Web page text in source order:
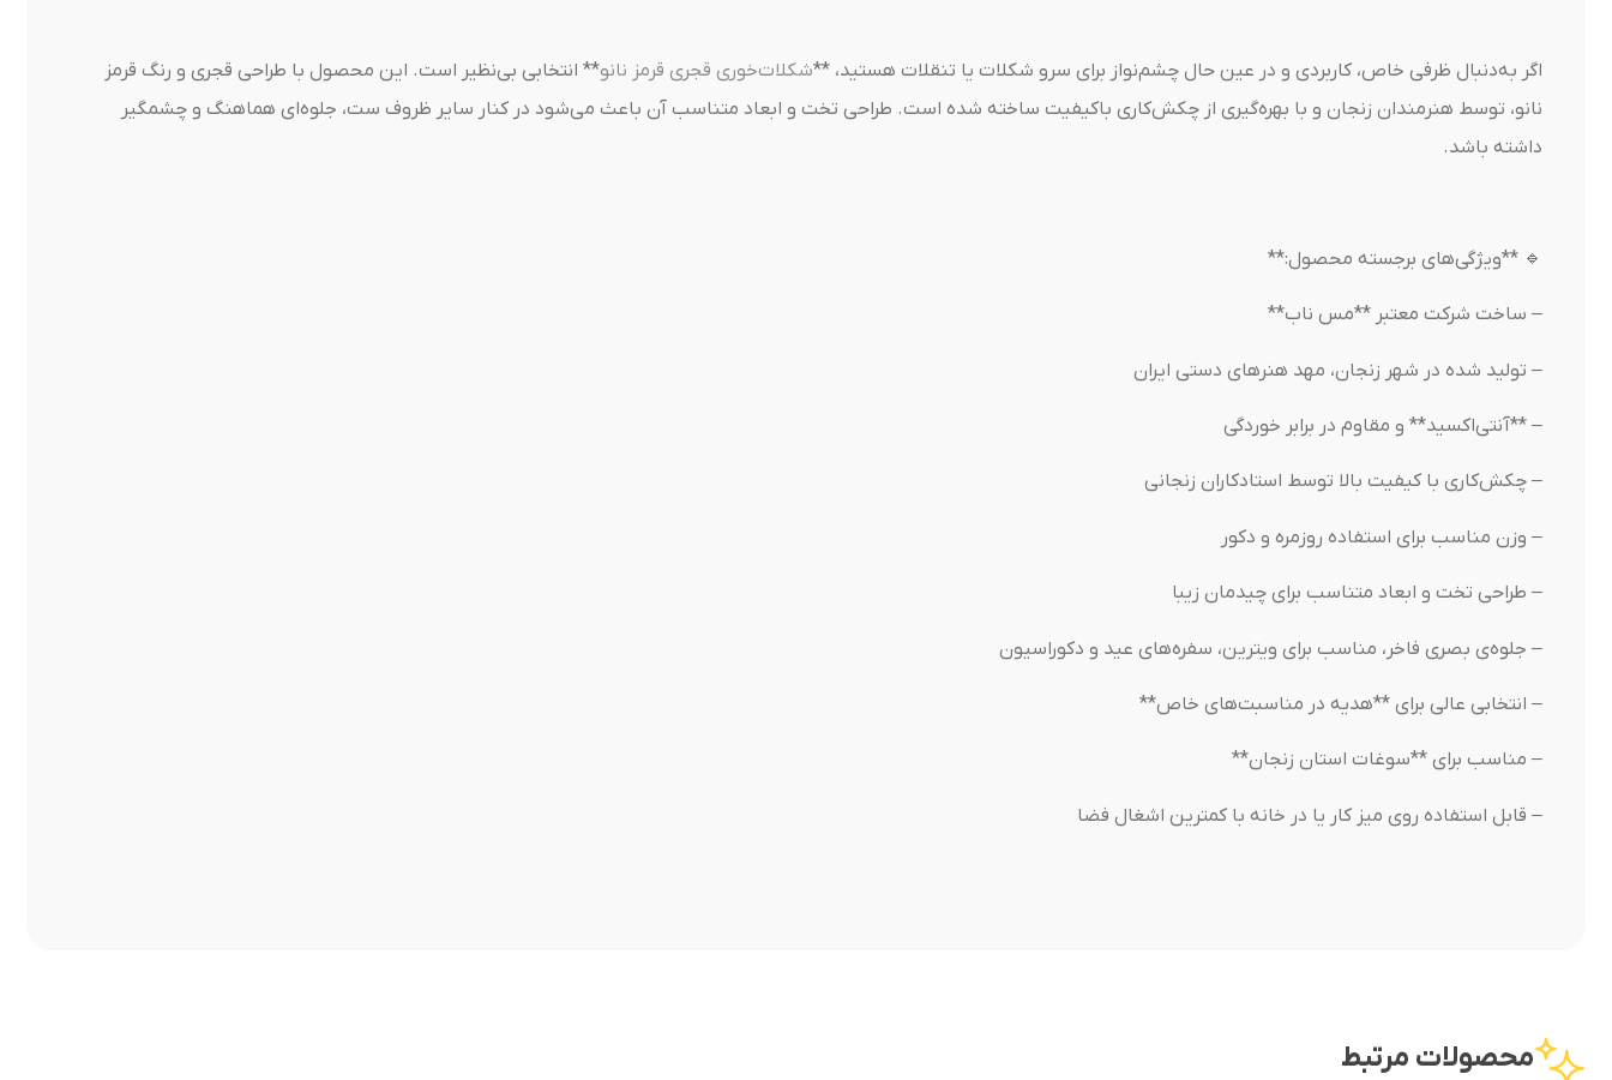
اگر به‌دنبال ظرفی خاص، کاربردی و در عین حال چشم‌نواز برای سرو شکلات یا تنقلات هستید، **شکلات‌خوری قجری قرمز نانو** انتخابی بی‌نظیر است. این محصول با طراحی قجری و رنگ قرمز
نانو، توسط هنرمندان زنجان و با بهره‌گیری از چکش‌کاری باکیفیت ساخته شده است. طراحی تخت و ابعاد متناسب آن باعث می‌شود در کنار سایر ظروف ست، جلوه‌ای هماهنگ و چشمگیر
داشته باشد.
🔹 **ویژگی‌های برجسته محصول:**
– ساخت شرکت معتبر **مس ناب**
– تولید شده در شهر زنجان، مهد هنرهای دستی ایران
– **آنتی‌اکسید** و مقاوم در برابر خوردگی
– چکش‌کاری با کیفیت بالا توسط استادکاران زنجانی
– وزن مناسب برای استفاده روزمره و دکور
– طراحی تخت و ابعاد متناسب برای چیدمان زیبا
– جلوه‌ی بصری فاخر، مناسب برای ویترین، سفره‌های عید و دکوراسیون
– انتخابی عالی برای **هدیه در مناسبت‌های خاص**
– مناسب برای **سوغات استان زنجان**
– قابل استفاده روی میز کار یا در خانه با کمترین اشغال فضا
محصولات مرتبط